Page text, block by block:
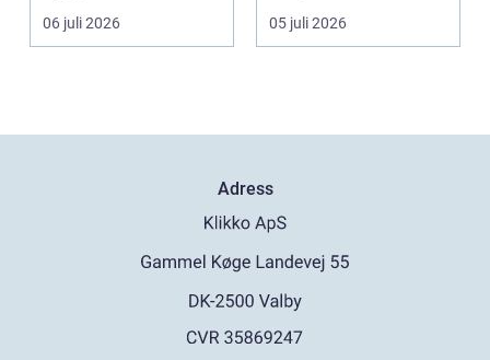
06 juli 2026
hinner o...
05 juli 2026
Adress